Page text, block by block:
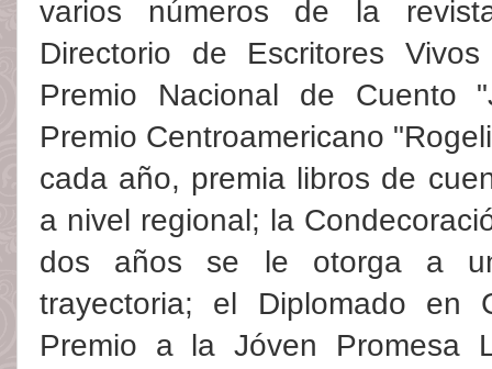
varios números de la
Directorio de Escritores
Premio Nacional de Cuento
Premio Centroamericano
cada año, premia libros de
a nivel regional; la
dos años se le otorga a
trayectoria; el Diplomado en
Premio a la Jóven Promesa